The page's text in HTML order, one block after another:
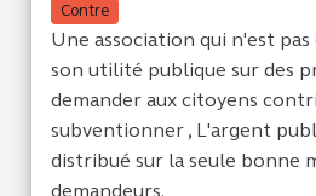
Contre
Une association qui n'est
son utilité publique sur des
demander aux citoyens
subventionner , L'argent
distribué sur la seule bonne
demandeurs.